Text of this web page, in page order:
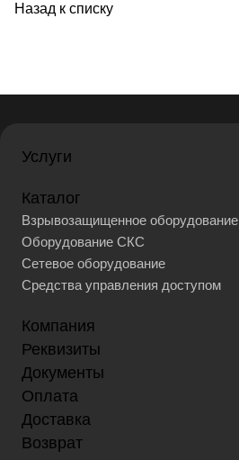
Назад к списку
Услуги
Каталог
Взрывозащищенное оборудование
Оборудование СКС
Сетевое оборудование
Средства управления доступом
Компания
Реквизиты
Документы
Оплата
Доставка
Возврат